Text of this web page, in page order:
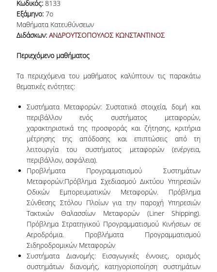
ΕΠΑΓΓΕΛΜΑΤΙΚΕΣ ΠΡΟΟΠΤΙΚΕΣ
ΓΙΑ ΜΑΘΗΤΕΣ ΛΥΚΕΙΟΥ
ΠΡΟΓΡΑΜΜΑ ΥΠΟΤΡΟΦΙΩΝ
ΚΡΙΤΗΡΙΑ ΚΑΙ ΔΙΑΔΙΚΑΣΙΑ ΕΠΙΛΟΓΗΣ
ΕΡΓΑΣΤΗΡΙΑΚΗ ΥΠΟΔΟΜΗ
NEWSLETTERS
TESTIMONIALS
ΒΡΑΒΕΙΑ ΕΞΑΙΡΕΤΙΚΗΣ ΕΠΙΔΟΣΗΣ ΣΤΗ
ΔΙΔΑΣΚΑΛΙΑ
ΑΝΘΡΩΠΙΝΟ ΔΥΝΑΜΙΚΟ
ΠΡΟΣΩΠΙΚΟ ΤΟΥ ΤΜΗΜΑΤΟΣ
ΜΕΛΗ ΔΕΠ
ΕΠΙΤΙΜΟΙ ΔΙΔΑΚΤΟΡΕΣ
Κωδικός: 8133
Εξάμηνο: 7ο
Μαθήματα Κατευθύνσεων
Διδάσκων: ΑΝΔΡΟΥΤΣΟΠΟΥΛΟΣ ΚΩΝΣΤΑΝΤΙΝΟΣ
Περιεχόμενο μαθήματος
Τα περιεχόμενα του μαθήματος καλύπτουν τις παρακάτω
θεματικές ενότητες:
Συστήματα Μεταφορών: Συστατικά στοιχεία, δομή και
περιβάλλον ενός συστήματος μεταφορών,
χαρακτηριστικά της προσφοράς και ζήτησης, κριτήρια
μέτρησης της απόδοσης και επιπτώσεις από τη
λειτουργία του συστήματος μεταφορών (ενέργεια,
περιβάλλον, ασφάλεια).
Προβλήματα Προγραμματισμού Συστημάτων
Μεταφορών:Πρόβλημα Σχεδιασμού Δικτύου Υπηρεσιών
Οδικών Εμπορευματικών Μεταφορών. Πρόβλημα
Σύνθεσης Στόλου Πλοίων για την παροχή Υπηρεσιών
Τακτικών Θαλασσίων Μεταφορών (Liner Shipping).
Πρόβλημα Στρατηγικού Προγραμματισμού Κινήσεων σε
Αεροδρόμια. Προβλήματα Προγραμματισμού
Σιδηροδρομικών Μεταφορών
Συστήματα Διανομής: Εισαγωγικές έννοιες, ορισμός
συστημάτων διανομής, κατηγοριοποίηση συστημάτων